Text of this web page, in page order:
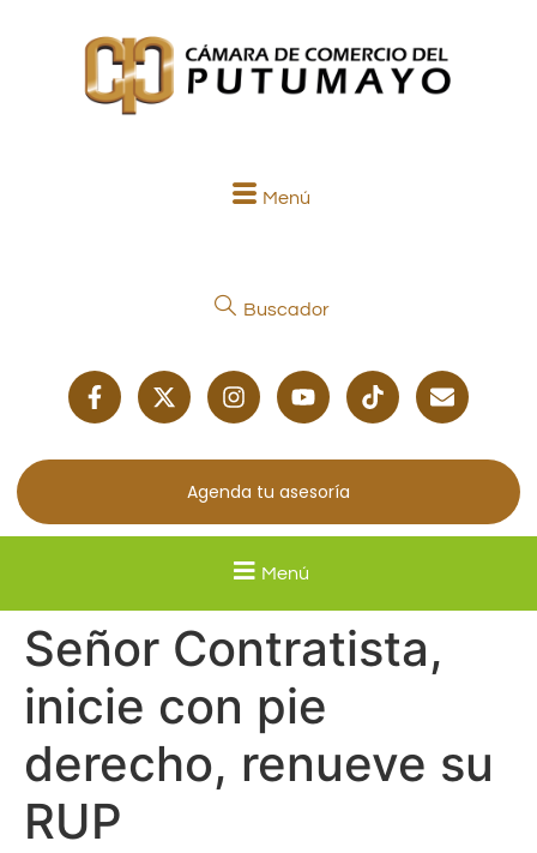
Menú
Buscador
Agenda tu asesoría
Menú
Señor Contratista,
inicie con pie
derecho, renueve su
RUP